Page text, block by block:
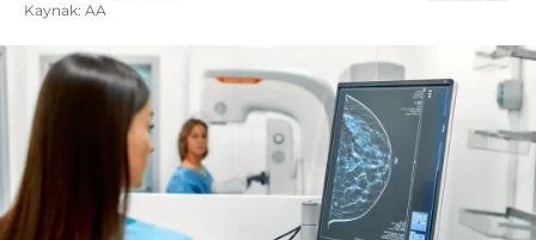
Kaynak: AA